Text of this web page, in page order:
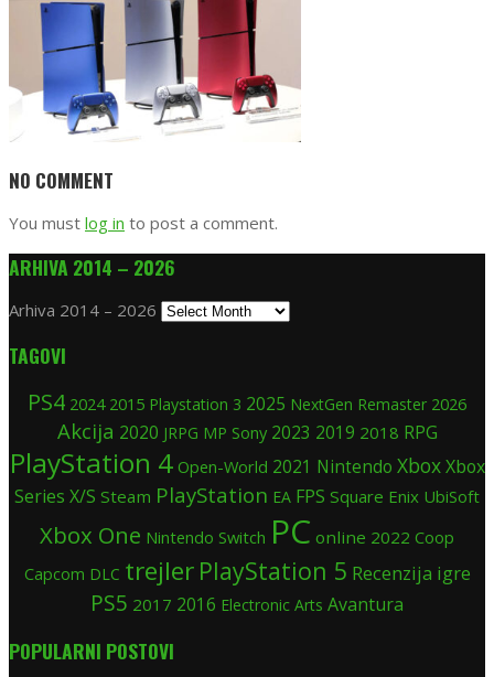
NO COMMENT
You must log in to post a comment.
ARHIVA 2014 – 2026
Arhiva 2014 – 2026
TAGOVI
PS4 2024 2015 Playstation 3 2025 NextGen Remaster 2026
Akcija 2020 JRPG MP Sony 2023 2019 2018 RPG
PlayStation 4 Open-World 2021 Nintendo Xbox Xbox
Series X/S Steam PlayStation EA FPS Square Enix UbiSoft
Xbox One Nintendo Switch PC online 2022 Coop
Capcom DLC trejler PlayStation 5 Recenzija igre
PS5 2017 2016 Electronic Arts Avantura
POPULARNI POSTOVI